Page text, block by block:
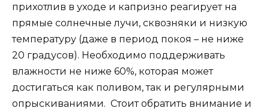
прихотлив в уходе и капризно реагирует на
прямые солнечные лучи, сквозняки и низкую
температуру (даже в период покоя – не ниже
20 градусов). Необходимо поддерживать
влажности не ниже 60%, которая может
достигаться как поливом, так и регулярными
опрыскиваниями. Стоит обратить внимание и